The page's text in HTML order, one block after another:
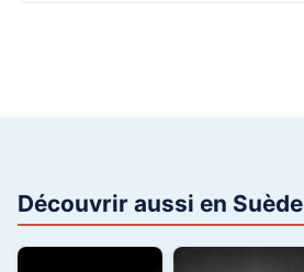
Découvrir aussi en Suède